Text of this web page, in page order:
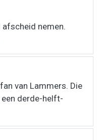
afscheid nemen.
van Lammers. Die
derde-helft-